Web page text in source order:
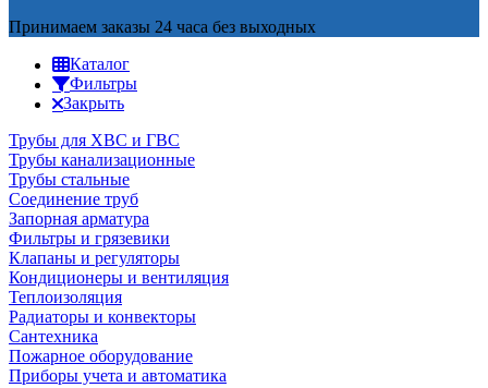
Принимаем заказы 24 часа без выходных
Каталог
Фильтры
Закрыть
Трубы для ХВС и ГВС
Трубы канализационные
Трубы стальные
Соединение труб
Запорная арматура
Фильтры и грязевики
Клапаны и регуляторы
Кондиционеры и вентиляция
Теплоизоляция
Радиаторы и конвекторы
Сантехника
Пожарное оборудование
Приборы учета и автоматика